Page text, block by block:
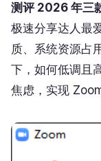
测评 2026 年三
极速分享达人最
质、系统资源占
下，如何低调且
焦虑，实现